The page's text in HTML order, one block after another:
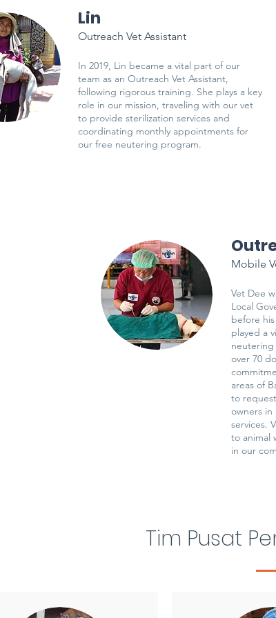
Lin
Outreach Vet Assistant
In 2019, Lin became a vital part of our
team as an Outreach Vet Assistant,
following rigorous training. She plays a key
role in our mission, traveling with our vet
to provide sterilization services and
coordinating monthly appointments for
our free neutering program.
Mobile
Vet Dee
Local
before
played a
neutering
over 70
areas of
to
owners in
services.
to animal
in our
Tim Pusat